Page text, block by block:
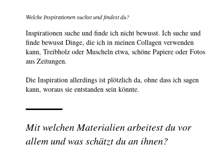
Welche Inspirationen suchst und findest du?
Inspirationen suche und finde ich nicht bewusst. Ich suche und
finde bewusst Dinge, die ich in meinen Collagen verwenden
kann, Treibholz oder Muscheln etwa, schöne Papiere oder Fotos
aus Zeitungen.
Die Inspiration allerdings ist plötzlich da, ohne dass ich sagen
kann, woraus sie entstanden sein könnte.
Mit welchen Materialien arbeitest du vor
allem und was schätzt du an ihnen?